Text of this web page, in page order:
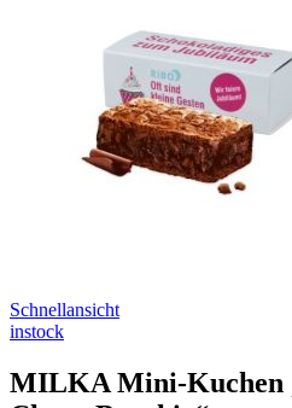
Schnellansicht
instock
MILKA Mini-Kuchen